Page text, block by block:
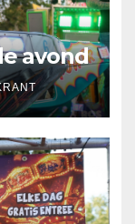
avond